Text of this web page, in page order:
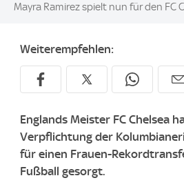
Image:
Mayra Ramirez spielt nun für den FC
Weiterempfehlen:
Englands Meister FC Chelsea
Verpflichtung der
für einen Frauen-
Fußball gesorgt.